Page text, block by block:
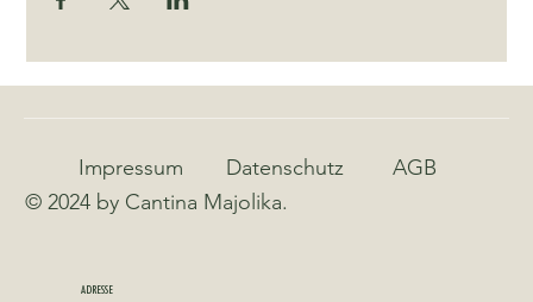
© 2024 by Cantina Majolika.
Datenschutz
Impressum AGB
ADRESSE